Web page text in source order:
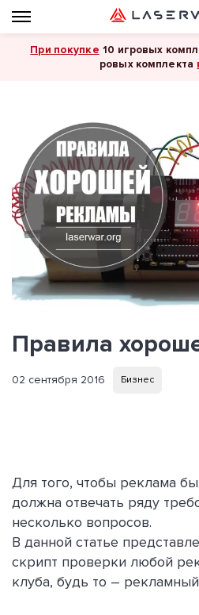
При покупке 10 игровых
ровых комплекта
Правила
02 сентября 2016 Бизнес
Для того, чтобы реклама
должна отвечать ряду
несколько вопросов.
В данной статье
скрипт проверки любой
клуба, будь то –